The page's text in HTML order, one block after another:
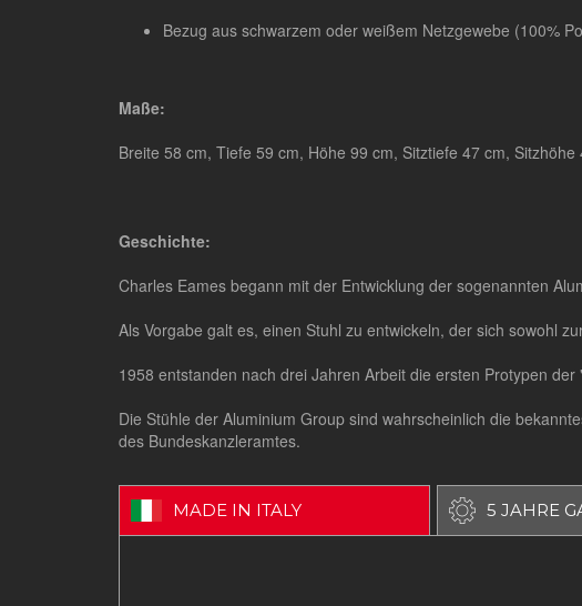
Bezug aus schwarzem oder weißem Netzgewebe (100%
Maße:
Breite 58 cm, Tiefe 59 cm, Höhe 99 cm, Sitztiefe 47 cm, Sitzhöhe
Geschichte:
Charles Eames begann mit der Entwicklung der sogenannten
Als Vorgabe galt es, einen Stuhl zu entwickeln, der sich sowohl
1958 entstanden nach drei Jahren Arbeit die ersten Protypen
Die Stühle der Aluminium Group sind wahrscheinlich die
des Bundeskanzleramtes.
MADE IN ITALY 5 JAHRE